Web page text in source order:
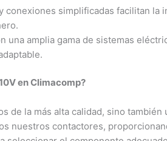
conexiones simplificadas facilitan la
una amplia gama de sistemas
en Climacomp?
de la más alta calidad, sino
nuestros contactores,